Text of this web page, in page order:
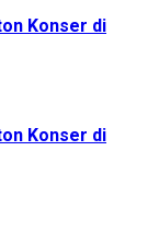
Konser di
Konser di